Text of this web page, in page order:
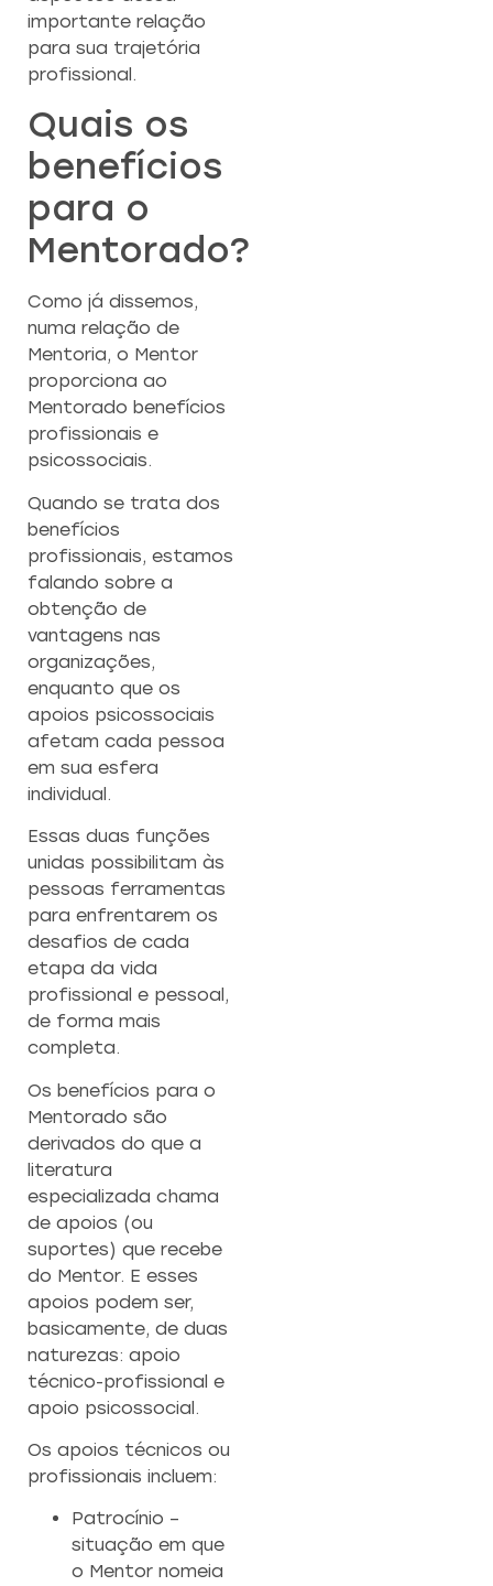
importante relação
para sua trajetória
profissional.
Quais os
benefícios
para o
Mentorado?
Como já dissemos,
numa relação de
Mentoria, o Mentor
proporciona ao
Mentorado benefícios
profissionais e
psicossociais.
Quando se trata dos
benefícios
profissionais, estamos
falando sobre a
obtenção de
vantagens nas
organizações,
enquanto que os
apoios psicossociais
afetam cada pessoa
em sua esfera
individual.
Essas duas funções
unidas possibilitam às
pessoas ferramentas
para enfrentarem os
desafios de cada
etapa da vida
profissional e pessoal,
de forma mais
completa.
Os benefícios para o
Mentorado são
derivados do que a
literatura
especializada chama
de apoios (ou
suportes) que recebe
do Mentor. E esses
apoios podem ser,
basicamente, de duas
naturezas: apoio
técnico-profissional e
apoio psicossocial.
Os apoios técnicos ou
profissionais incluem:
Patrocínio –
situação em que
o Mentor nomeia